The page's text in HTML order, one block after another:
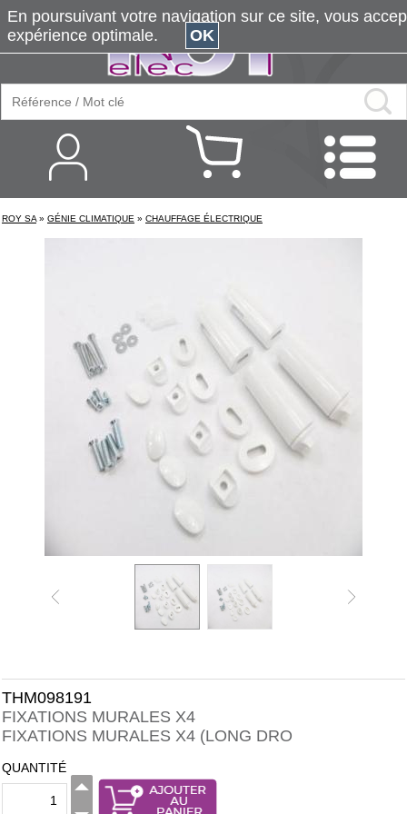
ROY SA » GÉNIE CLIMATIQUE » CHAUFFAGE ÉLECTRIQUE
THM098191
FIXATIONS MURALES X4
FIXATIONS MURALES X4 (LONG DRO
QUANTITÉ
En poursuivant votre navigation sur ce site, vous
expérience optimale.
OK